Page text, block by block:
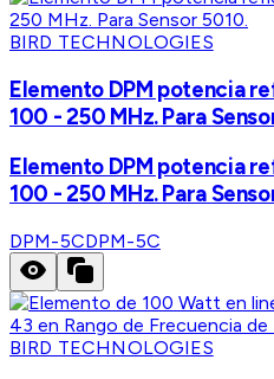
BIRD TECHNOLOGIES
Elemento DPM potencia
100 - 250 MHz. Para
Elemento DPM potencia
100 - 250 MHz. Para
DPM-5CDPM-5C
BIRD TECHNOLOGIES